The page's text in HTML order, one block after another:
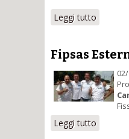
Leggi tutto
Fipsas
Leggi tutto